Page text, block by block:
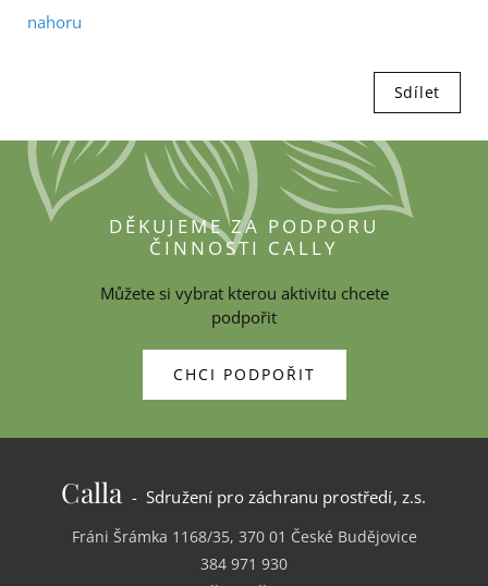
nahoru
Sdílet
DĚKUJEME ZA PODPORU
ČINNOSTI CALLY
Můžete si vybrat kterou aktivitu chcete
podpořit
CHCI PODPOŘIT
Calla- Sdružení pro záchranu prostředí, z.s.
Fráni Šrámka 1168/35, 370 01 České Budějovice
384 971 930